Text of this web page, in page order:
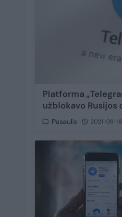
Platforma
užblokavo
Pasaulis 2021-09-18